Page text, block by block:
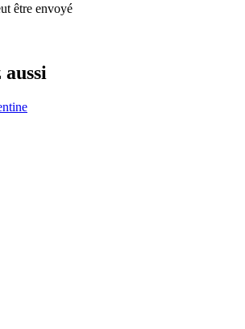
être envoyé